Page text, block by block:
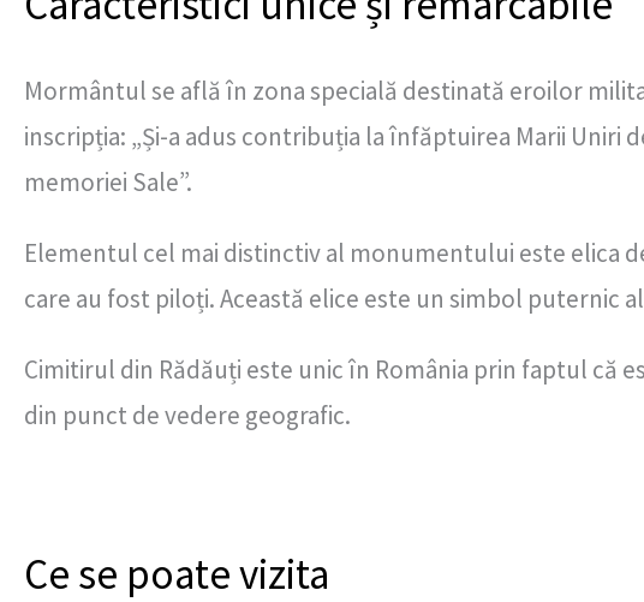
Mormântul se află în zona specială destinată eroilor
inscripția: „Și-a adus contribuția la înfăptuirea Marii Uniri
memoriei Sale”.
Elementul cel mai distinctiv al monumentului este elica
care au fost piloți. Această elice este un simbol puternic
Cimitirul din Rădăuți este unic în România prin faptul că
din punct de vedere geografic.
Ce se poate vizita